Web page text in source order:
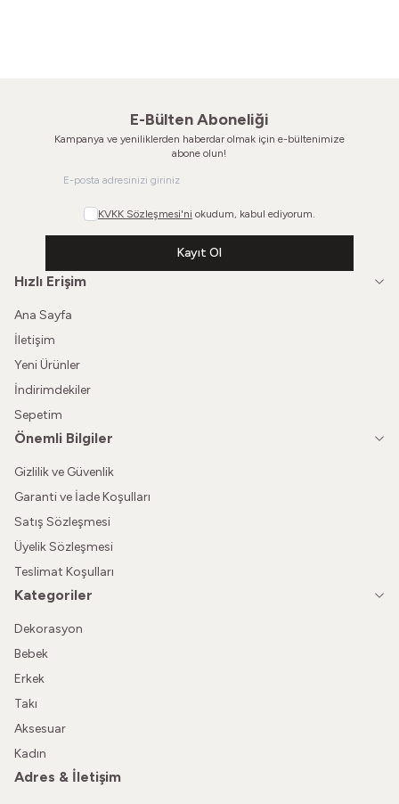
E-Bülten Aboneliği
Kampanya ve yeniliklerden haberdar olmak için e-bültenimize
abone olun!
KVKK Sözleşmesi'ni okudum, kabul ediyorum.
Kayıt Ol
Hızlı Erişim
Ana Sayfa
İletişim
Yeni Ürünler
İndirimdekiler
Sepetim
Önemli Bilgiler
Gizlilik ve Güvenlik
Garanti ve İade Koşulları
Satış Sözleşmesi
Üyelik Sözleşmesi
Teslimat Koşulları
Kategoriler
Dekorasyon
Bebek
Erkek
Takı
Aksesuar
Kadın
Adres & İletişim